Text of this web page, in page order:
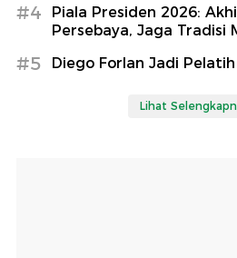
#4
Piala Presiden 2026:
Persebaya, Jaga Tradisi
#5 Diego Forlan Jadi
Lihat